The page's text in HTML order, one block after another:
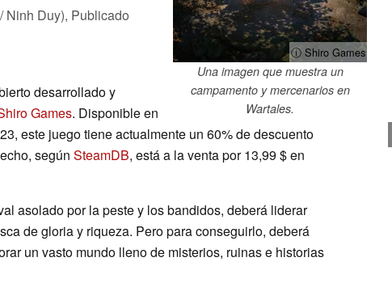
ⓘ Shiro Games
Una imagen que muestra un
campamento y mercenarios en
Wartales.
Ninh Duy), Publicado
desarrollado y
Games. Disponible en
este juego tiene actualmente un 60% de descuento
según SteamDB, está a la venta por 13,99 $ en
asolado por la peste y los bandidos, deberá liderar
de gloria y riqueza. Pero para conseguirlo, deberá
un vasto mundo lleno de misterios, ruinas e historias